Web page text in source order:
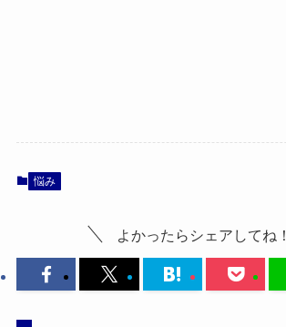
悩み
よかったらシェアしてね！